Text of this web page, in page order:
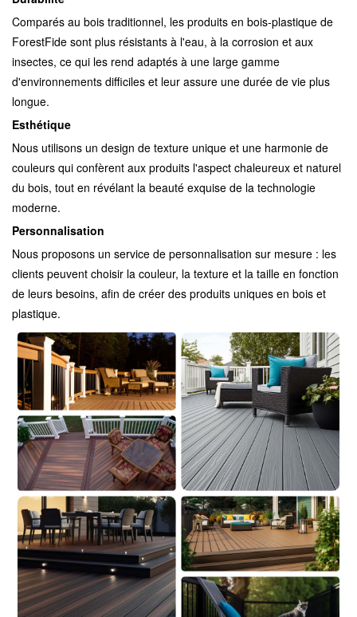
Comparés au bois traditionnel, les produits en bois-plastique de
ForestFide sont plus résistants à l'eau, à la corrosion et aux
insectes, ce qui les rend adaptés à une large gamme
d'environnements difficiles et leur assure une durée de vie plus
longue.
Esthétique
Nous utilisons un design de texture unique et une harmonie de
couleurs qui confèrent aux produits l'aspect chaleureux et naturel
du bois, tout en révélant la beauté exquise de la technologie
moderne.
Personnalisation
Nous proposons un service de personnalisation sur mesure : les
clients peuvent choisir la couleur, la texture et la taille en fonction
de leurs besoins, afin de créer des produits uniques en bois et
plastique.